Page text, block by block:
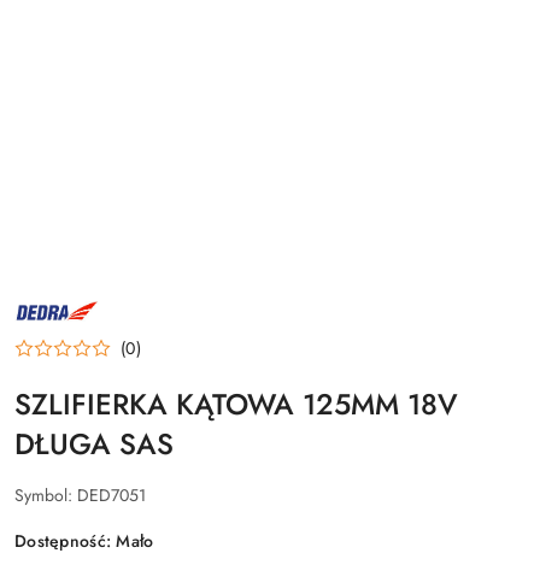
NAZWA
PRODUCENTA:
DEDRA (0)
SZLIFIERKA KĄTOWA 125MM 18V
DŁUGA SAS
Symbol: DED7051
Dostępność:Mało